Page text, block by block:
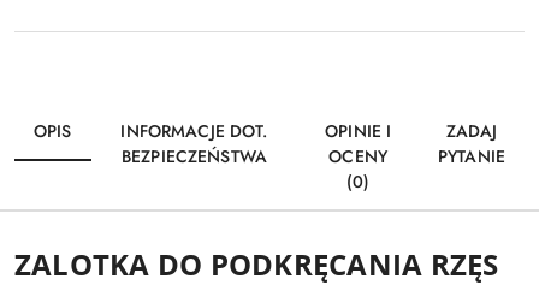
OPIS
INFORMACJE DOT.
BEZPIECZEŃSTWA
OPINIE I
OCENY
(0)
ZADAJ
PYTANIE
ZALOTKA DO PODKRĘCANIA RZĘS